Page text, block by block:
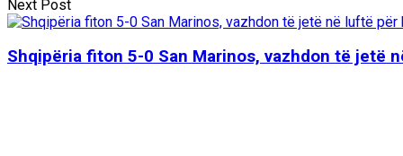
Next Post
Shqipëria fiton 5-0 San Marinos, vazhdon të jetë